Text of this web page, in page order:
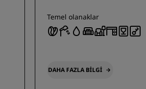
Temel olanaklar
DAHA FAZLA BILGI